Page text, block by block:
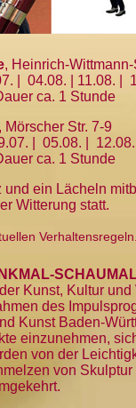
, Heinrich-Wittmann-
| 04.08. | 11.08.
ca. 1 Stunde
, Mörscher Str. 7-9
| 05.08. |
ca. 1 Stunde
ein Lächeln
Witterung statt.
Kunst, Kultur
des
Kunst Baden-
einzunehmen,
von der
von